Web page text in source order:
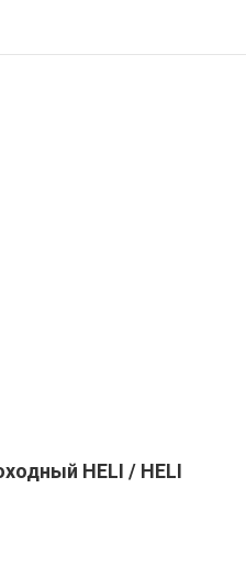
HELI / HELI